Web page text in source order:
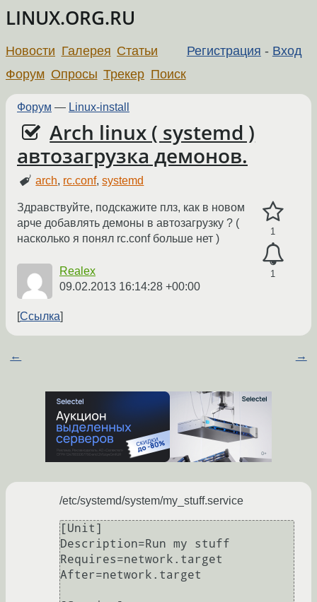
LINUX.ORG.RU
Регистрация - Вход
Новости Галерея Статьи
Форум Опросы Трекер Поиск
Форум — Linux-install
Arch linux ( systemd )
автозагрузка демонов.
arch, rc.conf,systemd
1
1
Здравствуйте, подскажите плз, как в новом
арче добавлять демоны в автозагрузку ? (
насколько я понял rc.conf больше нет )
Realex
09.02.2013 16:14:28 +00:00
Ссылка
← →
/etc/systemd/system/my_stuff.service
[Unit]
Description=Run my stuff
Requires=network.target
After=network.target